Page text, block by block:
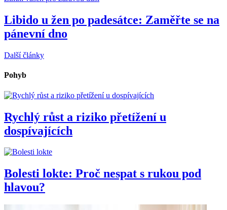
Libido u žen po padesátce: Zaměřte se na
pánevní dno
Další články
Pohyb
Rychlý růst a riziko přetížení u
dospívajících
Bolesti lokte: Proč nespat s rukou pod
hlavou?